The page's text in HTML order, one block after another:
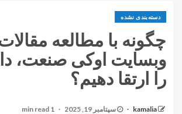
دسته‌بندی نشده
چگونه با مطالعه
وبسایت اوکی صنعت،
را ارتقا دهیم؟
kamalia سپتامبر 19, 2025 1 min read